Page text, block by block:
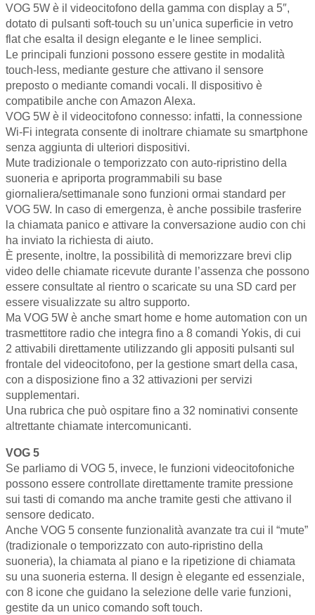
VOG 5W è il videocitofono della gamma con display a 5″,
dotato di pulsanti soft-touch su un’unica superficie in vetro
flat che esalta il design elegante e le linee semplici.
Le principali funzioni possono essere gestite in modalità
touch-less, mediante gesture che attivano il sensore
preposto o mediante comandi vocali. Il dispositivo è
compatibile anche con Amazon Alexa.
VOG 5W è il videocitofono connesso: infatti, la connessione
Wi-Fi integrata consente di inoltrare chiamate su smartphone
senza aggiunta di ulteriori dispositivi.
Mute tradizionale o temporizzato con auto-ripristino della
suoneria e apriporta programmabili su base
giornaliera/settimanale sono funzioni ormai standard per
VOG 5W. In caso di emergenza, è anche possibile trasferire
la chiamata panico e attivare la conversazione audio con chi
ha inviato la richiesta di aiuto.
È presente, inoltre, la possibilità di memorizzare brevi clip
video delle chiamate ricevute durante l’assenza che possono
essere consultate al rientro o scaricate su una SD card per
essere visualizzate su altro supporto.
Ma VOG 5W è anche smart home e home automation con un
trasmettitore radio che integra fino a 8 comandi Yokis, di cui
2 attivabili direttamente utilizzando gli appositi pulsanti sul
frontale del videocitofono, per la gestione smart della casa,
con a disposizione fino a 32 attivazioni per servizi
supplementari.
Una rubrica che può ospitare fino a 32 nominativi consente
altrettante chiamate intercomunicanti.
VOG 5
Se parliamo di VOG 5, invece, le funzioni videocitofoniche
possono essere controllate direttamente tramite pressione
sui tasti di comando ma anche tramite gesti che attivano il
sensore dedicato.
Anche VOG 5 consente funzionalità avanzate tra cui il “mute”
(tradizionale o temporizzato con auto-ripristino della
suoneria), la chiamata al piano e la ripetizione di chiamata
su una suoneria esterna. Il design è elegante ed essenziale,
con 8 icone che guidano la selezione delle varie funzioni,
gestite da un unico comando soft touch.